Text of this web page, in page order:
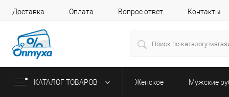
Доставка Оплата Вопрос ответ Контакты
КАТАЛОГ ТОВАРОВ Женское Мужские